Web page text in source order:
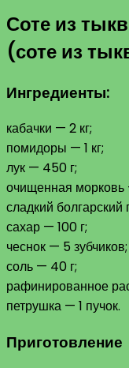
Соте из
(соте из
Ингредиенты:
кабачки — 2 кг;
помидоры — 1 кг;
лук — 450 г;
очищенная морковь
сладкий
сахар — 100 г;
чеснок — 5 зубчиков;
соль — 40 г;
рафинированное
петрушка — 1 пучок.
Приготовление